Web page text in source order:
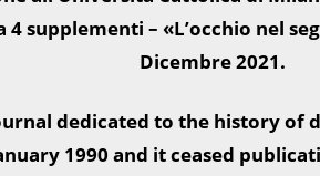
supplementi – «L’occhio nel
Dicembre 2021.
dedicated to the history of
1990 and it ceased